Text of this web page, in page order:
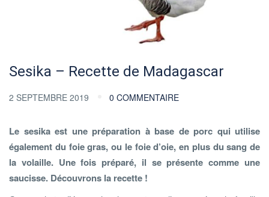
Sesika – Recette de Madagascar
2 SEPTEMBRE 2019 0 COMMENTAIRE
Le sesika est une préparation à base de porc qui utilise
également du foie gras, ou le foie d’oie, en plus du sang de
la volaille. Une fois préparé, il se présente comme une
saucisse. Découvrons la recette !